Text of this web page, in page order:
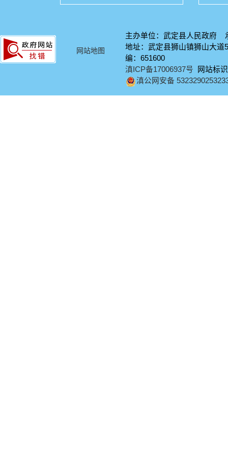
网站地图
主办单位：武定县人民政府
地址：武定县狮山镇狮山大
编：651600
滇ICP备17006937号 网站标
滇公网安备